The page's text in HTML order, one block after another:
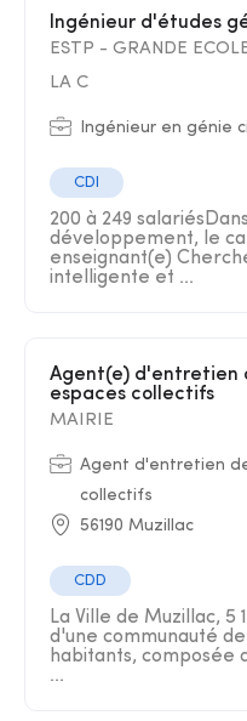
Ingénieur d'études
ESTP - GRANDE
LA C
Ingénieur en génie
CDI
200 à 249
développement, le
enseignant(e)
intelligente et ...
Agent(e) d'entretien des bâtiments et
espaces collectifs
MAIRIE
Agent d'entretien
collectifs
56190 Muzillac
CDD
La Ville de Muzillac, 5
d'une communauté
habitants, composée
...